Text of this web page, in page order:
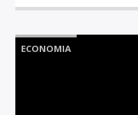
ECONOMIA